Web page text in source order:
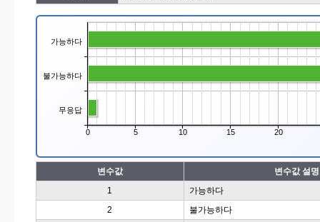
가능하다
불가능하다
무응답
0 5 10 15 20
변수값
변수값 설명
1
가능하다
2
불가능하다